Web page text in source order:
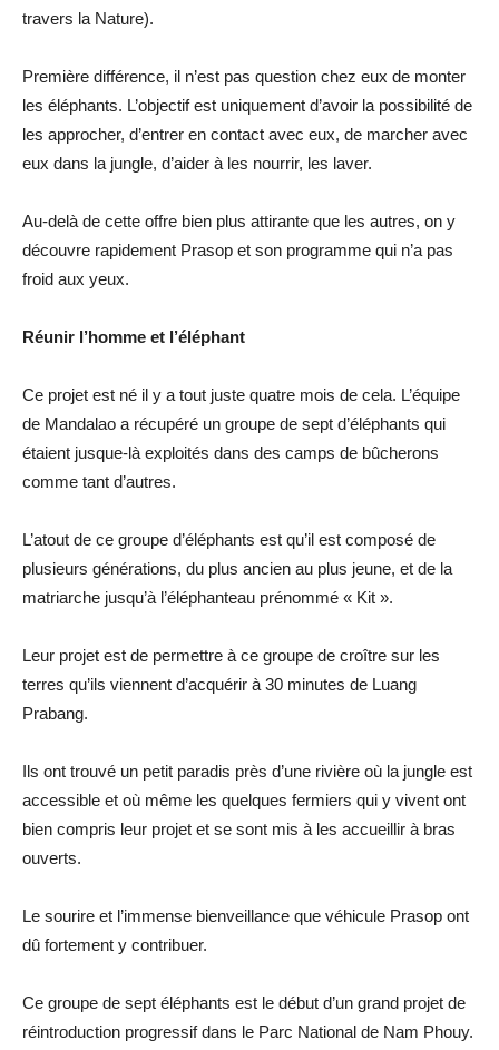
travers la Nature).
Première différence, il n’est pas question chez eux de monter
les éléphants. L’objectif est uniquement d’avoir la possibilité de
les approcher, d’entrer en contact avec eux, de marcher avec
eux dans la jungle, d’aider à les nourrir, les laver.
Au-delà de cette offre bien plus attirante que les autres, on y
découvre rapidement Prasop et son programme qui n’a pas
froid aux yeux.
Réunir l’homme et l’éléphant
Ce projet est né il y a tout juste quatre mois de cela. L’équipe
de Mandalao a récupéré un groupe de sept d’éléphants qui
étaient jusque-là exploités dans des camps de bûcherons
comme tant d’autres.
L’atout de ce groupe d’éléphants est qu’il est composé de
plusieurs générations, du plus ancien au plus jeune, et de la
matriarche jusqu’à l’éléphanteau prénommé « Kit ».
Leur projet est de permettre à ce groupe de croître sur les
terres qu’ils viennent d’acquérir à 30 minutes de Luang
Prabang.
Ils ont trouvé un petit paradis près d’une rivière où la jungle est
accessible et où même les quelques fermiers qui y vivent ont
bien compris leur projet et se sont mis à les accueillir à bras
ouverts.
Le sourire et l’immense bienveillance que véhicule Prasop ont
dû fortement y contribuer.
Ce groupe de sept éléphants est le début d’un grand projet de
réintroduction progressif dans le Parc National de Nam Phouy.